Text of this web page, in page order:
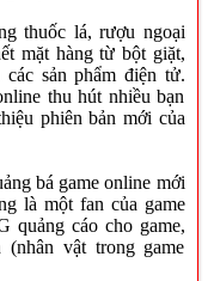
thuốc lá, rượu ngoại
mặt hàng từ bột giặt,
sản phẩm điện tử.
thu hút nhiều bạn
phiên bản mới của
bá game online mới
là một fan của game
quảng cáo cho game,
vật trong game